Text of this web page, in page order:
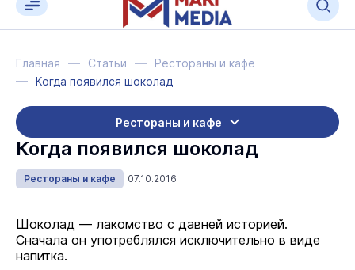
Главная Статьи
Рестораны и кафе
Когда появился шоколад
Рестораны и кафе
Когда появился шоколад
Рестораны и кафе 07.10.2016
Шоколад — лакомство с давней историей.
Сначала он употреблялся исключительно в виде
напитка.